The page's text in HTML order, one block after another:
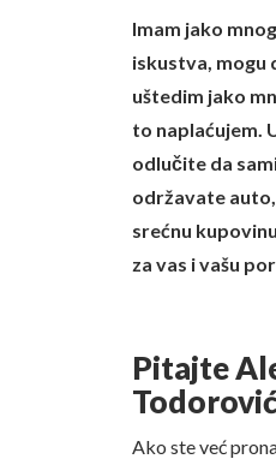
Imam jako
iskustva, mogu
uštedim jako
to naplaćujem.
odlučite da
održavate
srećnu
za vas i vašu
Pitajte
Ako ste već